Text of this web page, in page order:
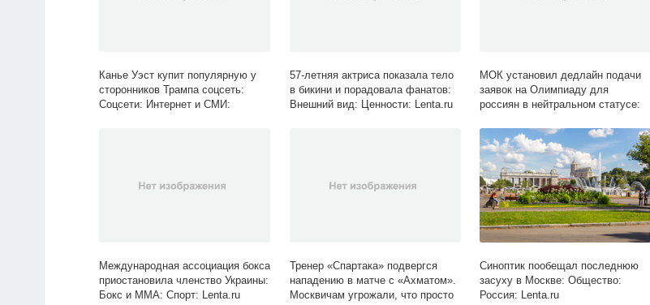
Канье Уэст купит популярную у
сторонников Трампа соцсеть:
Coцсети: Интернет и СМИ:
57-летняя актриса показала тело
в бикини и порадовала фанатов:
Внешний вид: Ценности: Lenta.ru
МОК установил дедлайн подачи
заявок на Олимпиаду для
россиян в нейтральном статусе:
Международная ассоциация бокса
приостановила членство Украины:
Бокс и ММА: Спорт: Lenta.ru
Тренер «Спартака» подвергся
нападению в матче с «Ахматом».
Москвичам угрожали, что просто
Синоптик пообещал последнюю
засуху в Москве: Общество:
Россия: Lenta.ru